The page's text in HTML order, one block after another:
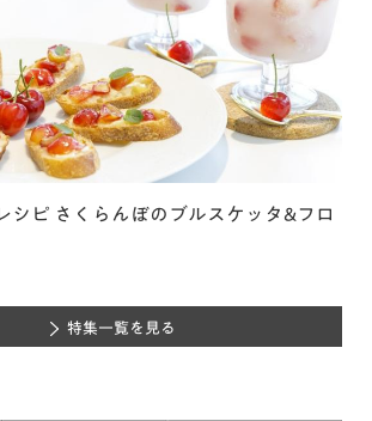
シピ さくらんぼのブルスケッタ&フロ
特集一覧を見る